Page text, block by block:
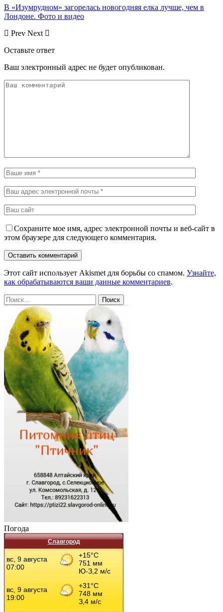
В «Изумрудном» загорелась новогодняя елка лучше, чем в
Лондоне. Фото и видео
Prev Next
Оставьте ответ
Ваш электронный адрес не будет опубликован.
Сохраните мое имя, адрес электронной почты и веб-сайт в
этом браузере для следующего комментария.
Этот сайт использует Akismet для борьбы со спамом. Узнайте,
как обрабатываются ваши данные комментариев.
Погода
Славгород